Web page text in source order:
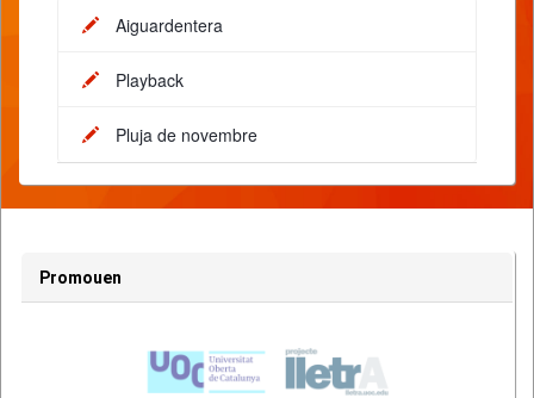
Aiguardentera
Playback
Pluja de novembre
Promouen